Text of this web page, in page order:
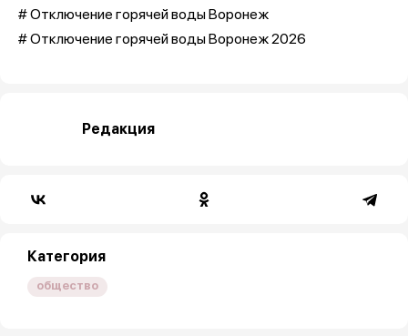
# Отключение горячей воды Воронеж
# Отключение горячей воды Воронеж 2026
Редакция
Категория
общество